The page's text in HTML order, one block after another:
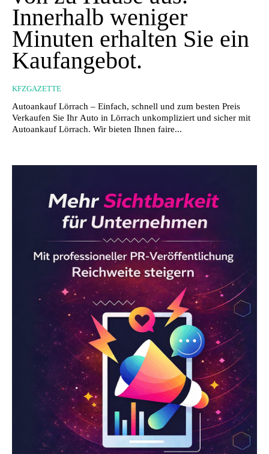
Innerhalb weniger
Minuten erhalten Sie ein
Kaufangebot.
KFZGAZETTE
Autoankauf Lörrach – Einfach, schnell und zum besten Preis
Verkaufen Sie Ihr Auto in Lörrach unkompliziert und sicher mit
Autoankauf Lörrach. Wir bieten Ihnen faire...